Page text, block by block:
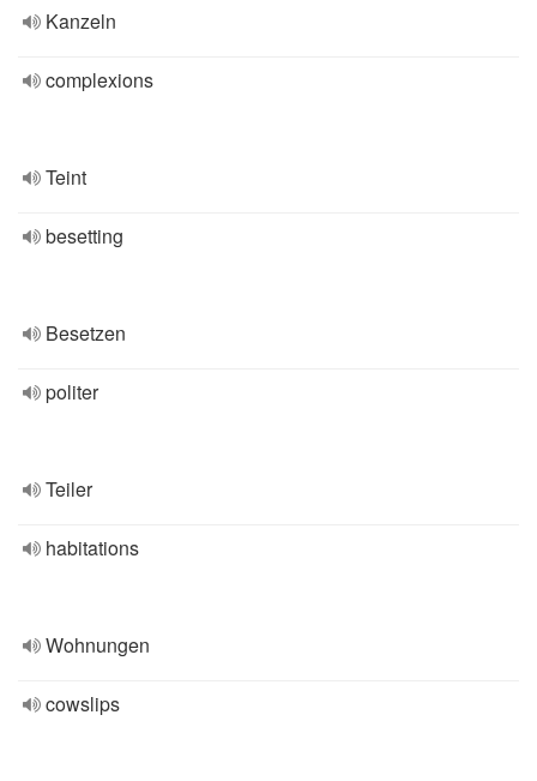
Kanzeln
complexions
Teint
besetting
Besetzen
politer
Teiler
habitations
Wohnungen
cowslips